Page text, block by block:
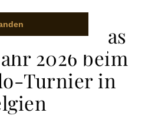
Start in das
2026 beim
Turnier in